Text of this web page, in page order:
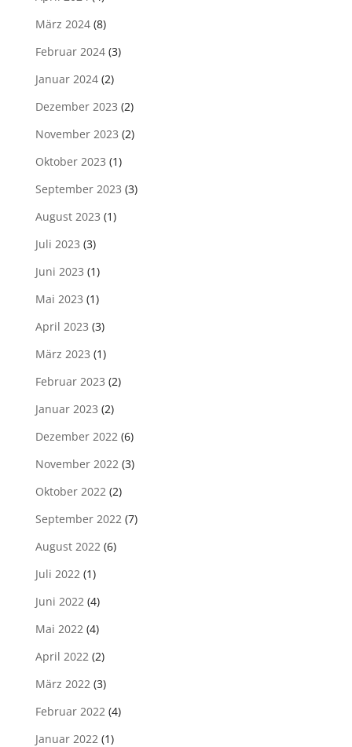
März 2024(8)
Februar 2024(3)
Januar 2024(2)
Dezember 2023 (2)
November 2023 (2)
Oktober 2023 (1)
September 2023 (3)
August 2023 (1)
Juli 2023 (3)
Juni 2023 (1)
Mai 2023 (1)
April 2023 (3)
März 2023 (1)
Februar 2023 (2)
Januar 2023 (2)
Dezember 2022(6)
November 2022(3)
Oktober 2022(2)
September 2022(7)
August 2022(6)
Juli 2022(1)
Juni 2022(4)
Mai 2022(4)
April 2022(2)
März 2022(3)
Februar 2022(4)
Januar 2022(1)